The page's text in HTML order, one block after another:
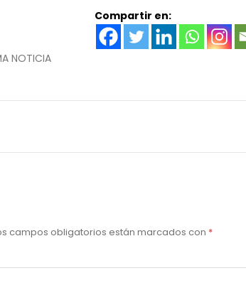
Compartir en:
NOTICIA
campos obligatorios están marcados con *